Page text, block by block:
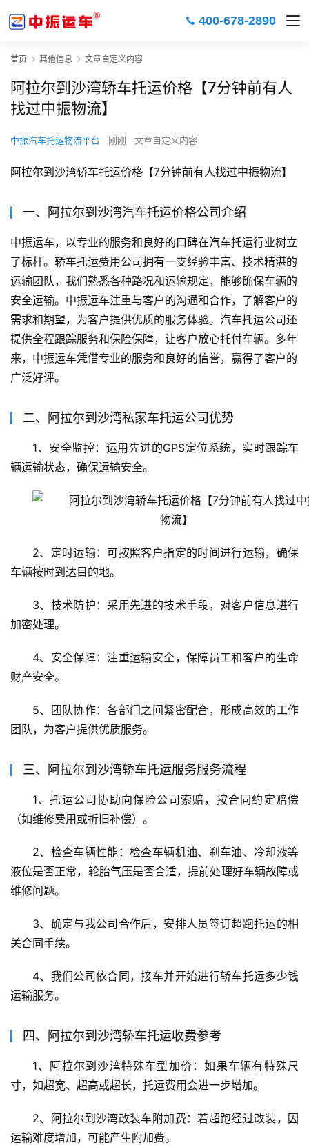
400-678-2890
首页 其他信息 文章自定义内容
阿拉尔到沙湾轿车托运价格【7分钟前有人
找过中振物流】
中振汽车托运物流平台 刚刚 文章自定义内容
阿拉尔到沙湾轿车托运价格【7分钟前有人找过中振物流】
一、阿拉尔到沙湾汽车托运价格公司介绍
中振运车，以专业的服务和良好的口碑在汽车托运行业树立
了标杆。轿车托运费用公司拥有一支经验丰富、技术精湛的
运输团队，我们熟悉各种路况和运输规定，能够确保车辆的
安全运输。中振运车注重与客户的沟通和合作，了解客户的
需求和期望，为客户提供优质的服务体验。汽车托运公司还
提供全程跟踪服务和保险保障，让客户放心托付车辆。多年
来，中振运车凭借专业的服务和良好的信誉，赢得了客户的
广泛好评。
二、阿拉尔到沙湾私家车托运公司优势
1、安全监控：运用先进的GPS定位系统，实时跟踪车
辆运输状态，确保运输安全。
2、定时运输：可按照客户指定的时间进行运输，确保
车辆按时到达目的地。
3、技术防护：采用先进的技术手段，对客户信息进行
加密处理。
4、安全保障：注重运输安全，保障员工和客户的生命
财产安全。
5、团队协作：各部门之间紧密配合，形成高效的工作
团队，为客户提供优质服务。
三、阿拉尔到沙湾轿车托运服务服务流程
1、托运公司协助向保险公司索赔，按合同约定赔偿
（如维修费用或折旧补偿）。
2、检查车辆性能：检查车辆机油、刹车油、冷却液等
液位是否正常，轮胎气压是否合适，提前处理好车辆故障或
维修问题。
3、确定与我公司合作后，安排人员签订超跑托运的相
关合同手续。
4、我们公司依合同，接车并开始进行轿车托运多少钱
运输服务。
四、阿拉尔到沙湾轿车托运收费参考
1、阿拉尔到沙湾特殊车型加价：如果车辆有特殊尺
寸，如超宽、超高或超长，托运费用会进一步增加。
2、阿拉尔到沙湾改装车附加费：若超跑经过改装，因
运输难度增加，可能产生附加费。